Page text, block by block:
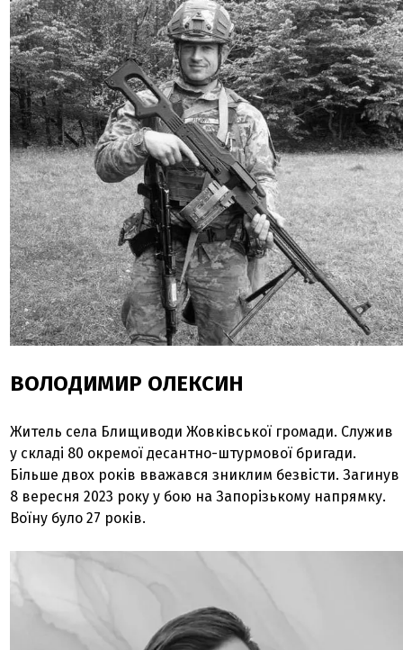
ВОЛОДИМИР ОЛЕКСИН
Житель села Блищиводи Жовківської громади. Служив
у складі 80 окремої десантно-штурмової бригади.
Більше двох років вважався зниклим безвісти. Загинув
8 вересня 2023 року у бою на Запорізькому напрямку.
Воїну було 27 років.